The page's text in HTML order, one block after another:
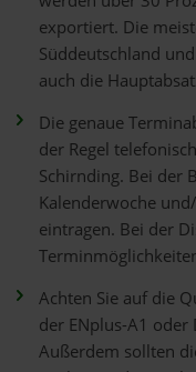
exportiert. Die
Süddeutschland
auch die
Die genaue
der Regel
Schirnding. Bei der
Kalenderwoche
eintragen. Bei der
Achten Sie auf die
der ENplus-A1
Außerdem sollten